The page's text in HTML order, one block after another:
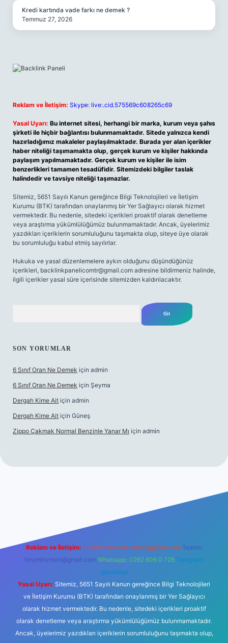
Kredi kartında vade farkı ne demek ?
Temmuz 27, 2026
Reklam ve İletişim: Skype: live:.cid.575569c608265c69
Yasal Uyarı: Bu internet sitesi, herhangi bir marka, kurum veya şahıs
şirketi ile hiçbir bağlantısı bulunmamaktadır. Sitede yalnızca kendi
hazırladığımız makaleler paylaşılmaktadır. Burada yer alan içerikler
haber niteliği taşımamakta olup, gerçek kurum ve kişiler hakkında
paylaşım yapılmamaktadır. Gerçek kurum ve kişiler ile isim
benzerlikleri tamamen tesadüfidir. Sitemizdeki bilgiler taslak
halindedir ve tavsiye niteliği taşımazlar.
Sitemiz, 5651 Sayılı Kanun gereğince Bilgi Teknolojileri ve İletişim
Kurumu (BTK) tarafından onaylanmış bir Yer Sağlayıcı olarak hizmet
vermektedir. Bu nedenle, sitedeki içerikleri proaktif olarak denetleme
veya araştırma yükümlülüğümüz bulunmamaktadır. Ancak, üyelerimiz
yazdıkları içeriklerin sorumluluğunu taşımakta olup, siteye üye olarak
bu sorumluluğu kabul etmiş sayılırlar.
Hukuka ve yasal düzenlemelere aykırı olduğunu düşündüğünüz
içerikleri, backlinkpanelicomtr@gmail.com adresine bildirmeniz halinde,
ilgili içerikler yasal süre içerisinde sitemizden kaldırılacaktır.
SON YORUMLAR
6 Sınıf Oran Ne Demek için admin
6 Sınıf Oran Ne Demek için Şeyma
Dergah Kime Ait için admin
Dergah Kime Ait için Güneş
Zippo Çakmak Normal Benzinle Yanar Mı için admin
Reklam ve İletişim: E-mail: backlinkpaneli@gmail.com Teams:
forumhizmeti@gmail.com Whatsapp: 0262 606 0 726 Telegram:
@karabul
Yasal Uyarı: Sitemiz, 5651 Sayılı Kanun gereğince Bilgi Teknolojileri
ve İletişim Kurumu (BTK) tarafından onaylanmış bir Yer Sağlayıcı
olarak hizmet vermektedir. Bu nedenle, sitedeki içerikleri proaktif
olarak denetleme veya araştırma yükümlülüğümüz bulunmamaktadır.
Ancak, üyelerimiz yazdıkları içeriklerin sorumluluğunu taşımakta olup,